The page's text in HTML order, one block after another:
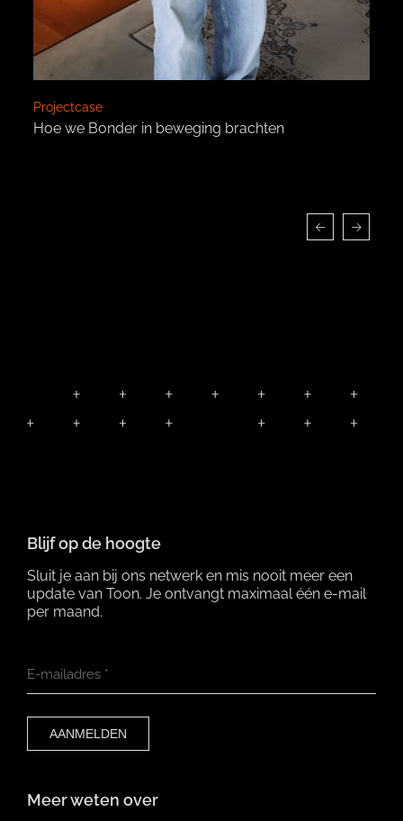
Hoe we Bonder in beweging brachten
Projectcase
Meer weten over
Blijf op de hoogte
Sluit je aan bij ons netwerk en mis nooit meer een
update van Toon. Je ontvangt maximaal één e-mail
per maand.
E-mailadres *